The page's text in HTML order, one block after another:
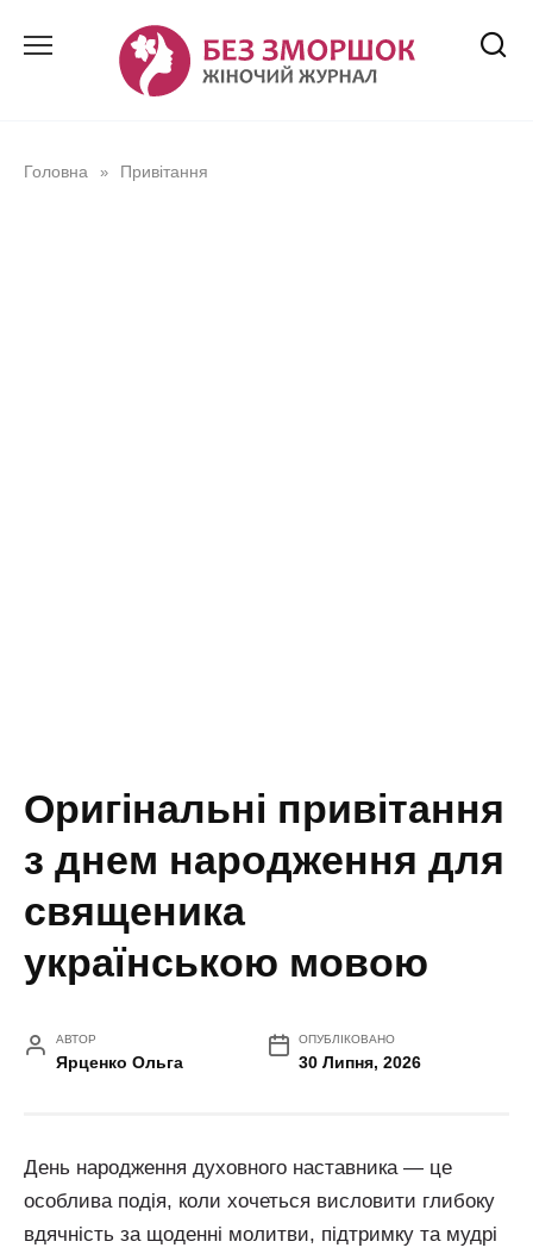
Головна » Привітання
Оригінальні привітання
з днем народження для
священика
українською мовою
АВТОР
Ярценко Ольга
ОПУБЛІКОВАНО
30 Липня, 2026
День народження духовного наставника — це
особлива подія, коли хочеться висловити глибоку
вдячність за щоденні молитви, підтримку та мудрі